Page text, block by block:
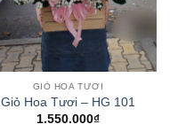
GIỎ HOA TƯƠI
Giỏ Hoa Tươi – HG 101
1.550.000₫